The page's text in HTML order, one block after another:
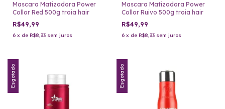
Mascara Matizadora Power
Collor Red 500g troia hair
R$49,99
6 x de R$8,33 sem juros
Mascara Matizadora Power
Collor Ruivo 500g troia hair
R$49,99
6 x de R$8,33 sem juros
Esgotado Esgotado